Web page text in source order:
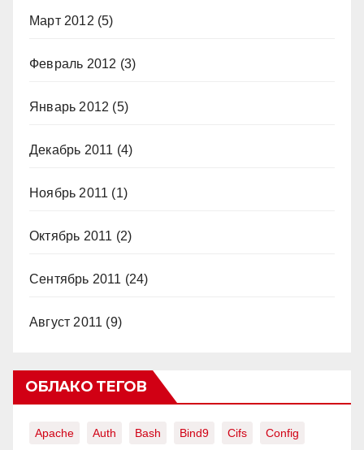
Март 2012 (5)
Февраль 2012 (3)
Январь 2012 (5)
Декабрь 2011 (4)
Ноябрь 2011 (1)
Октябрь 2011 (2)
Сентябрь 2011 (24)
Август 2011 (9)
ОБЛАКО ТЕГОВ
Apache Auth Bash Bind9 Cifs Config